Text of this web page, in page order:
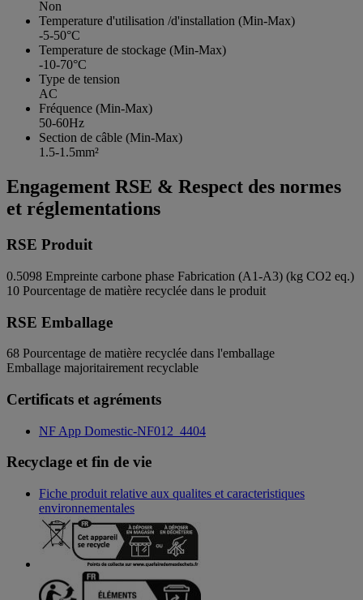
Non
Temperature d'utilisation /d'installation (Min-Max)
-5-50°C
Temperature de stockage (Min-Max)
-10-70°C
Type de tension
AC
Fréquence (Min-Max)
50-60Hz
Section de câble (Min-Max)
1.5-1.5mm²
Engagement RSE & Respect des normes
et réglementations
RSE Produit
0.5098 Empreinte carbone phase Fabrication (A1-A3) (kg CO2 eq.)
10 Pourcentage de matière recyclée dans le produit
RSE Emballage
68 Pourcentage de matière recyclée dans l'emballage
Emballage majoritairement recyclable
Certificats et agréments
NF App Domestic-NF012_4404
Recyclage et fin de vie
Fiche produit relative aux qualites et caracteristiques
environnementales